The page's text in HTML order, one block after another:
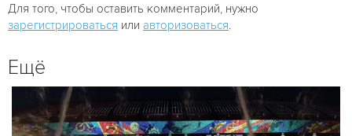
Для того, чтобы оставить комментарий, нужно
зарегистрироваться или авторизоваться
Ещё